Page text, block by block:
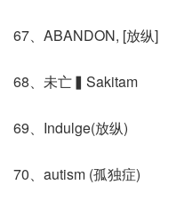
67、ABANDON, [放纵]
68、未亡▍Sakitam
69、Indulge(放纵)
70、autism (孤独症)